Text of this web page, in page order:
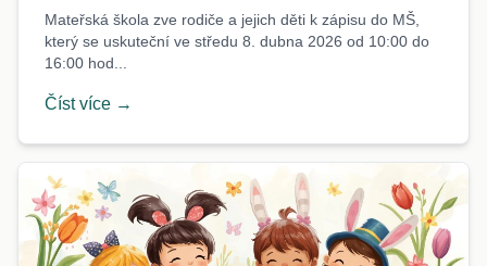
Mateřská škola zve rodiče a jejich děti k zápisu do MŠ,
který se uskuteční ve středu 8. dubna 2026 od 10:00 do
16:00 hod...
Číst více →